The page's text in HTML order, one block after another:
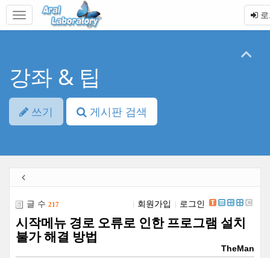
본
바
메
토
강좌 & 팁
쓰기 게시판 검색
글 수 217 회원가입 로그인
시작메뉴 경로 오류로 인한 프로그램 설치
불가 해결 방법
TheMan